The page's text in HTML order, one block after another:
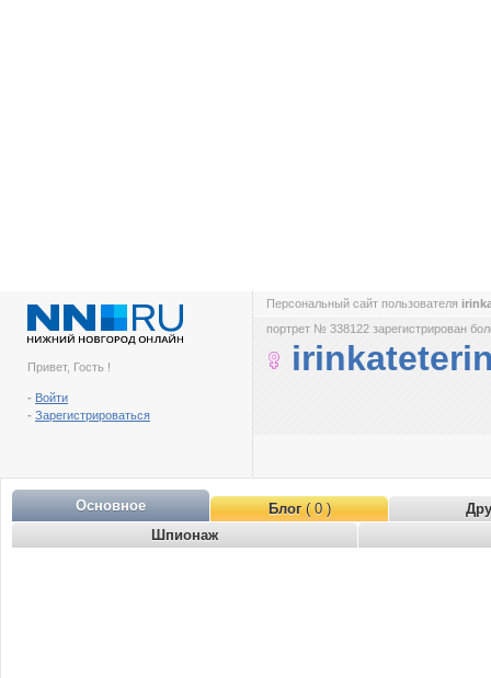
Привет, Гость !
- Войти
- Зарегистрироваться
Персональный сайт пользователя
портрет № 338122 зарегистрирован
Основное Блог( 0 )
Шпионаж